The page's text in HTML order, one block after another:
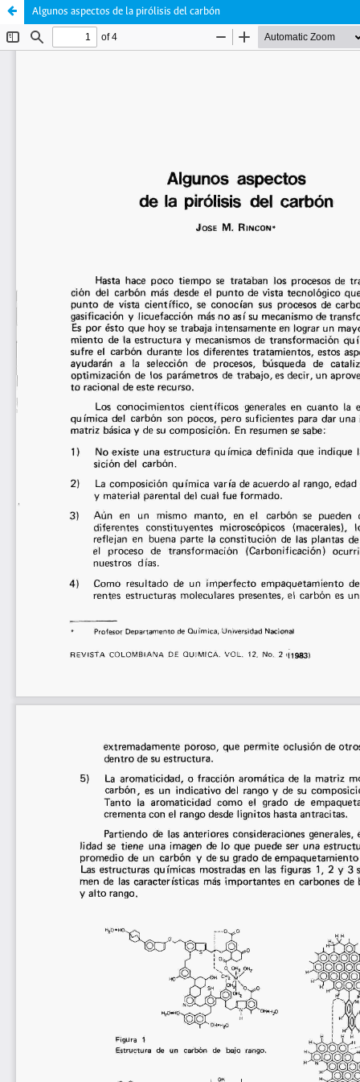
Algunos aspectos de la pirólisis del carbón